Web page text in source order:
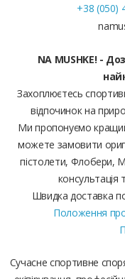
+38 (050)
NA MUSHKE! -
Захоплюєтесь
відпочинок на
Ми пропонуємо
можете замовити
пістолети, Флобери,
консультація
Швидка доставка
Положення
Сучасне спортивне